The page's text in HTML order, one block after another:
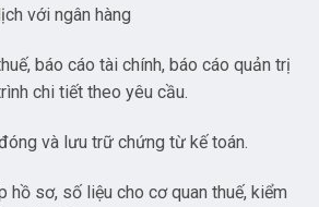
với ngân hàng
báo cáo tài chính, báo cáo quản trị
chi tiết theo yêu cầu.
và lưu trữ chứng từ kế toán.
hồ sơ, số liệu cho cơ quan thuế, kiểm